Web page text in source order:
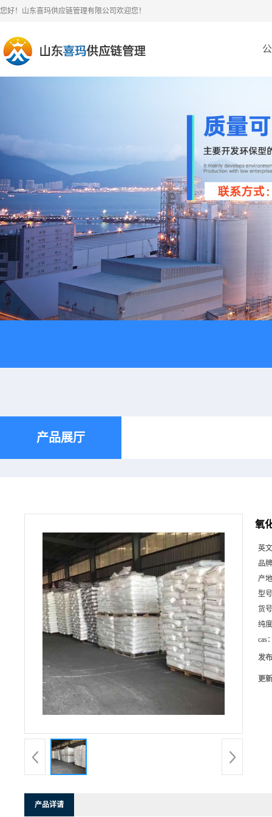
您好！山东喜玛供应链管理有限公司欢迎您！
产品展厅
氧
英
品
产
型
货
纯
cas
发
更
产品详请